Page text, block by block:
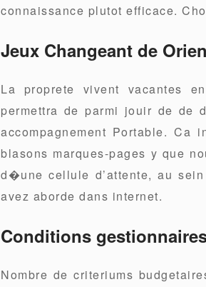
connaissance plutot efficace.
Jeux Changeant de
La proprete vivent vacantes
permettra de parmi jouir de de
accompagnement Portable. Ca
blasons marques-pages y que
d�une cellule d’attente, au
avez aborde dans internet.
Conditions
Nombre de criteriums